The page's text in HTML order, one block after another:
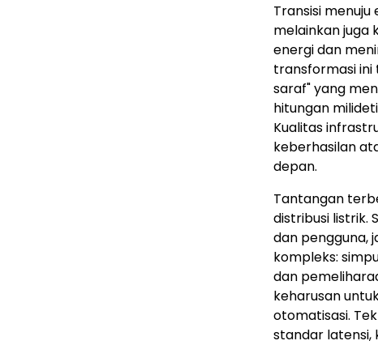
Transisi menuju
melainkan juga
energi dan
transformasi
saraf" yang
hitungan
Kualitas
keberhasilan
depan.
Tantangan
distribusi listrik.
dan pengguna,
kompleks:
dan
keharusan
otomatisasi.
standar latensi,